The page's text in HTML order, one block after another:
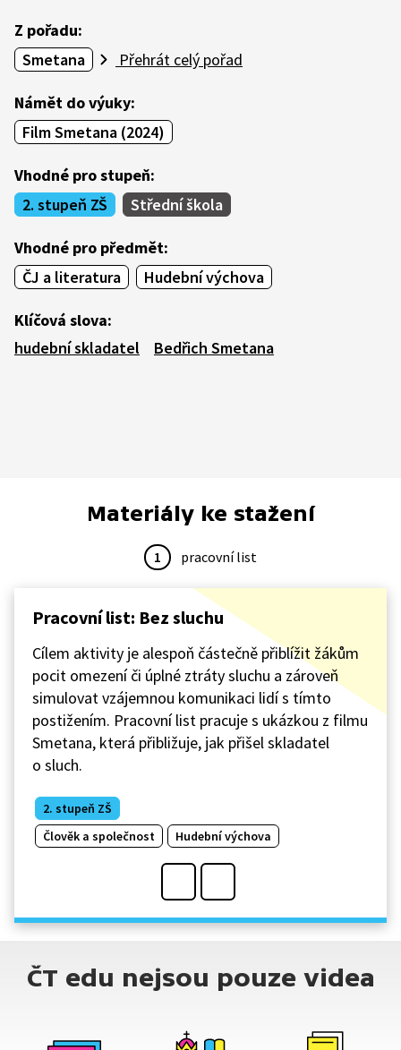
Z pořadu:
Smetana
Přehrát celý pořad
Námět do výuky:
Film Smetana (2024)
Vhodné pro stupeň:
2. stupeň ZŠ
Střední škola
Vhodné pro předmět:
ČJ a literatura
Hudební výchova
Klíčová slova:
hudební skladatel
Bedřich Smetana
Materiály ke stažení
1 pracovní list
Pracovní list: Bez sluchu
Cílem aktivity je alespoň částečně přiblížit žákům
pocit omezení či úplné ztráty sluchu a zároveň
simulovat vzájemnou komunikaci lidí s tímto
postižením. Pracovní list pracuje s ukázkou z filmu
Smetana, která přibližuje, jak přišel skladatel
o sluch.
2. stupeň ZŠ
Člověk a společnost
Hudební výchova
ČT edu nejsou pouze videa